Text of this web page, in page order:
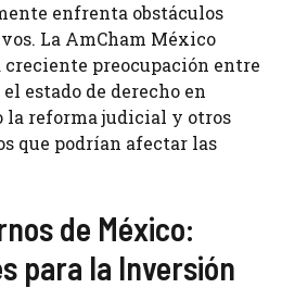
enfrenta obstáculos
La AmCham México
preocupación entre
estado de derecho en
la reforma judicial y otros
que podrían afectar las
de México:
para la Inversión